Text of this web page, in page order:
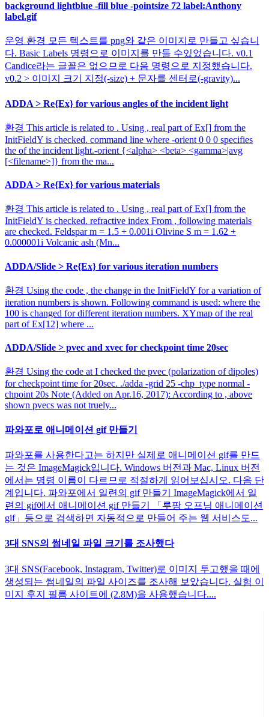
background lightblue -fill blue -pointsize 72 label:Anthony
label.gif
운영 환경 모든 텍스트를 png와 같은 이미지로 만들고 싶습니
다. Basic Labels 명령으로 이미지를 만들 수있었습니다. v0.1
Candice라는 글꼴은 없으므로 다음 명령으로 지정했습니다.
v0.2 > 이미지 크기 지정(-size) + 문자를 센터로(-gravity)...
ADDA > Re{Ex} for various angles of the incident light
환경 This article is related to . Using , real part of Ex[] from the
InitFieldY is checked. command line where -orient 0 0 0 specifies
the of the incident light.-orient {<alpha> <beta> <gamma>|avg
[<filename>]} from the ma...
ADDA > Re{Ex} for various materials
환경 This article is related to . Using , real part of Ex[] from the
InitFieldY is checked. refractive index From , following materials
are checked. Feldspar m = 1.5 + 0.001i Olivine S m = 1.62 +
0.000001i Volcanic ash (Mn...
ADDA/Slide > Re{Ex} for various iteration numbers
환경 Using the code , the change in the InitFieldY for a variation of
iteration numbers is shown. Following command is used: where the
100 is changed for different iteration numbers. XYmap of the real
part of Ex[12] where ...
ADDA/Slide > pvec and xvec for checkpoint time 20sec
환경 Using the code at I checked the pvec (polarization of dipoles)
for checkpoint time for 20sec. ./adda -grid 25 -chp_type normal -
chpoint 20s Note (Added on Apr.16, 2017): According to , above
shown pvecs was not truely...
파와포로 애니메이션 gif 만들기
파와포를 사용한다고는 하지만 실제로 애니메이션 gif를 만드
는 것은 ImageMagick입니다. Windows 버전과 Mac, Linux 버전
에서는 명령 이름이 다르므로 적절하게 읽어보십시오. 다음 단
계입니다. 파와포에서 일련의 gif 만들기 ImageMagick에서 일
련의 gif에서 애니메이션 gif 만들기 「루팡 오프닝 애니메이션
gif」등으로 검색하면 자동적으로 만들어 주는 웹 서비스도...
3대 SNS의 썸네일 파일 크기를 조사했다
3대 SNS(Facebook, Instagram, Twitter)로 이미지 투고했을 때에
생성되는 썸네일의 파일 사이즈를 조사해 보았습니다. 실험 이
미지 후지 필름 사이트에 (2.8M)을 사용했습니다....